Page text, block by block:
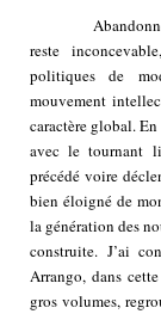
Abandonner
reste
politiques de
mouvement
caractère global.
avec le tournant
précédé voire
bien éloigné de
la génération des
construite. J’ai
Arrango, dans
gros volumes,